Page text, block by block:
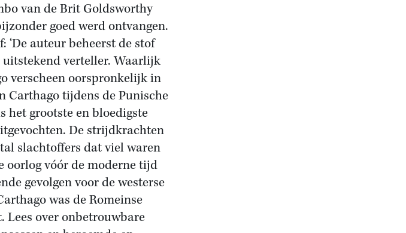
van de Brit Goldsworthy
goed werd ontvangen.
auteur beheerst de stof
verteller. Waarlijk
verscheen oorspronkelijk in
Carthago tijdens de Punische
het grootste en bloedigste
De strijdkrachten
slachtoffers dat viel waren
oorlog vóór de moderne tijd
gevolgen voor de westerse
was de Romeinse
Lees over onbetrouwbare